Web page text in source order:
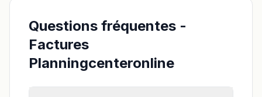
Questions fréquentes -
Factures
Planningcenteronline